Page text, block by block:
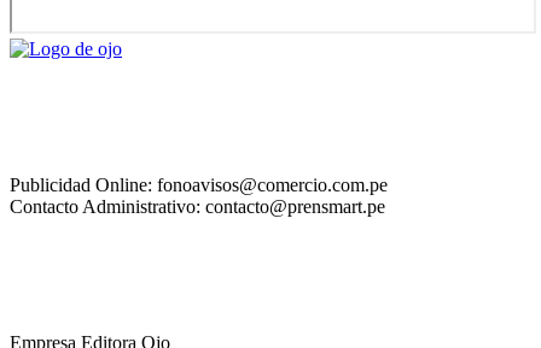
Publicidad Online: fonoavisos@comercio.com.pe
Contacto Administrativo: contacto@prensmart.pe
Empresa Editora Ojo